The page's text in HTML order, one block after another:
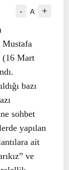
ve notlar
sitesinde